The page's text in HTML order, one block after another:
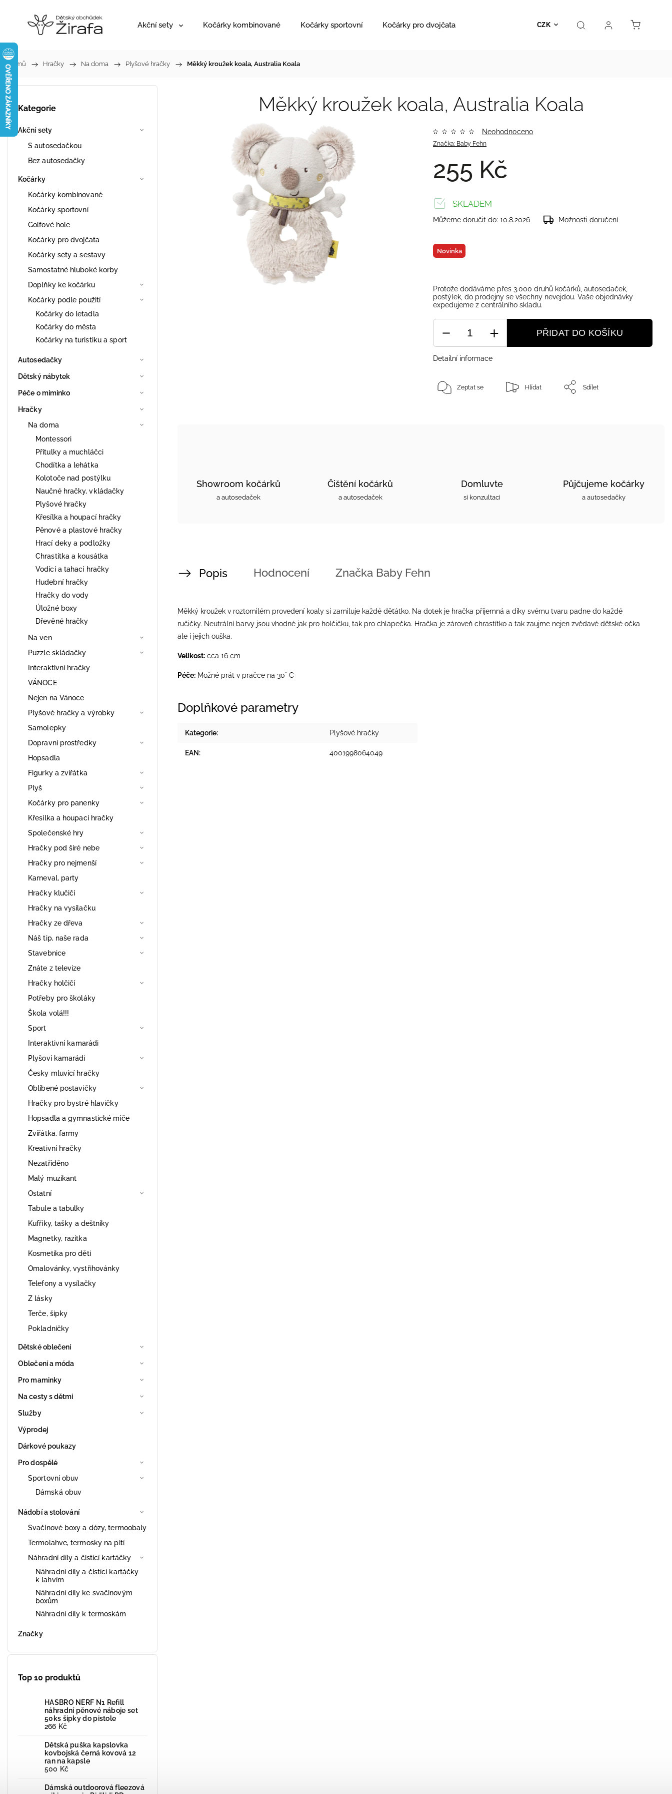
CZK
Akční sety Kočárky kombinované Kočárky sportovní Kočárky pro dvojčata Hračky Prodejna Kontakt
Domů / Hračky / Na doma / Plyšové hračky / Měkký kroužek koala, Australia Koala
Kategorie
Akční sety
S autosedačkou
Bez autosedačky
Kočárky
Kočárky kombinované
Kočárky sportovní
Golfové hole
Kočárky pro dvojčata
Kočárky sety a sestavy
Samostatné hluboké korby
Doplňky ke kočárku
Kočárky podle použití
Kočárky do letadla
Kočárky do města
Kočárky na turistiku a sport
Autosedačky
Dětský nábytek
Péče o miminko
Hračky
Na doma
Montessori
Přítulky a muchláčci
Chodítka a lehátka
Kolotoče nad postýlku
Naučné hračky, vkládačky
Plyšové hračky
Křesílka a houpací hračky
Pěnové a plastové hračky
Hrací deky a podložky
Chrastítka a kousátka
Vodící a tahací hračky
Hudební hračky
Hračky do vody
Úložné boxy
Dřevěné hračky
Na ven
Puzzle skládačky
Interaktivní hračky
VÁNOCE
Nejen na Vánoce
Plyšové hračky a výrobky
Samolepky
Dopravní prostředky
Hopsadla
Figurky a zvířátka
Plyš
Kočárky pro panenky
Křesílka a houpací hračky
Společenské hry
Hračky pod širé nebe
Hračky pro nejmenší
Karneval, party
Hračky klučičí
Hračky na vysílačku
Hračky ze dřeva
Náš tip, naše rada
Stavebnice
Znáte z televize
Hračky holčičí
Potřeby pro školáky
Škola volá!!!
Sport
Interaktivní kamarádi
Plyšoví kamarádi
Česky mluvící hračky
Oblíbené postavičky
Hračky pro bystré hlavičky
Hopsadla a gymnastické míče
Zvířátka, farmy
Kreativní hračky
Nezatříděno
Malý muzikant
Ostatní
Tabule a tabulky
Kufříky, tašky a deštníky
Magnetky, razítka
Kosmetika pro děti
Omalovánky, vystřihovánky
Telefony a vysílačky
Z lásky
Terče, šipky
Pokladničky
Dětské oblečení
Oblečení a móda
Pro maminky
Na cesty s dětmi
Služby
Výprodej
Dárkové poukazy
Pro dospělé
Sportovní obuv
Dámská obuv
Nádobí a stolování
Svačinové boxy a dózy, termoobaly
Termolahve, termosky na pití
Náhradní díly a čistící kartáčky
Náhradní díly a čistící kartáčky
k lahvím
Náhradní díly ke svačinovým
boxům
Náhradní díly k termoskám
Značky
Top 10 produktů
HASBRO NERF N1 Refill
náhradní pěnové náboje set
50ks šipky do pistole
266 Kč
Dětská puška kapslovka
kovbojská černá kovová 12
ran na kapsle
500 Kč
Dámská outdoorová fleezová
Měkký kroužek koala, Australia Koala
Značka: Baby Fehn
Neohodnoceno
255 Kč
Novinka
SKLADEM
Můžeme doručit do: 10.8.2026 Možnosti doručení
Protože dodáváme přes 3.000 druhů kočárků, autosedaček,
postýlek, do prodejny se všechny nevejdou. Vaše objednávky
expedujeme z centrálního skladu.
PŘIDAT DO KOŠÍKU
Detailní informace
Zeptat se Hlídat Sdílet
Showroom kočárků
a autosedaček
Čištění kočárků
a autosedaček
Domluvte
si konzultaci
Půjčujeme kočárky
a autosedačky
Popis Hodnocení Značka Baby Fehn
Měkký kroužek v roztomilém provedení koaly si zamiluje každé děťátko. Na dotek je hračka příjemná a díky svému tvaru padne do každé
ručičky. Neutrální barvy jsou vhodné jak pro holčičku, tak pro chlapečka. Hračka je zároveň chrastítko a tak zaujme nejen zvědavé dětské očka
ale i jejich ouška.
Velikost: cca 16 cm
Péče: Možné prát v pračce na 30° C
Doplňkové parametry
Kategorie: Plyšové hračky
EAN : 4001998064049